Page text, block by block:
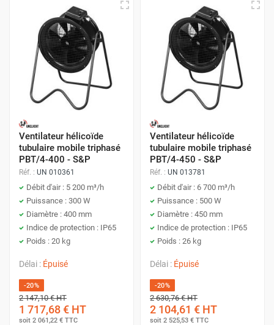
Ventilateur hélicoïde
tubulaire mobile triphasé
PBT/4-400 - S&P
Réf. : UN 010361
Débit d'air : 5 200 m³/h
Puissance : 300 W
Diamètre : 400 mm
Indice de protection : IP65
Poids : 20 kg
Délai : Épuisé
-20%
2 147,10 €HT
1 717,68 € HT
soit 2 061,22 € TTC
Ventilateur hélicoïde
tubulaire mobile triphasé
PBT/4-450 - S&P
Réf. : UN 013781
Débit d'air : 6 700 m³/h
Puissance : 500 W
Diamètre : 450 mm
Indice de protection : IP65
Poids : 26 kg
Délai : Épuisé
-20%
2 630,76 €HT
2 104,61 € HT
soit 2 525,53 € TTC